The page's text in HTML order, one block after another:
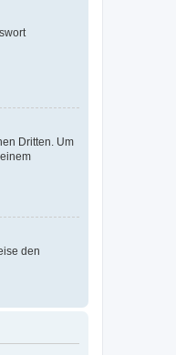
Dritten. Um
den